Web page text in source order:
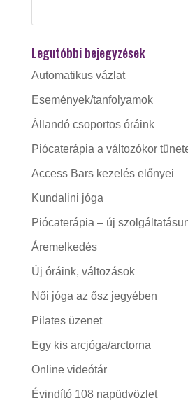
Legutóbbi bejegyzések
Automatikus vázlat
Események/tanfolyamok
Állandó csoportos óráink
Piócaterápia a változókor
Access Bars kezelés előnyei
Kundalini jóga
Piócaterápia – új
Áremelkedés
Új óráink, változások
Női jóga az ősz jegyében
Pilates üzenet
Egy kis arcjóga/arctorna
Online videótár
Évindító 108 napüdvözlet